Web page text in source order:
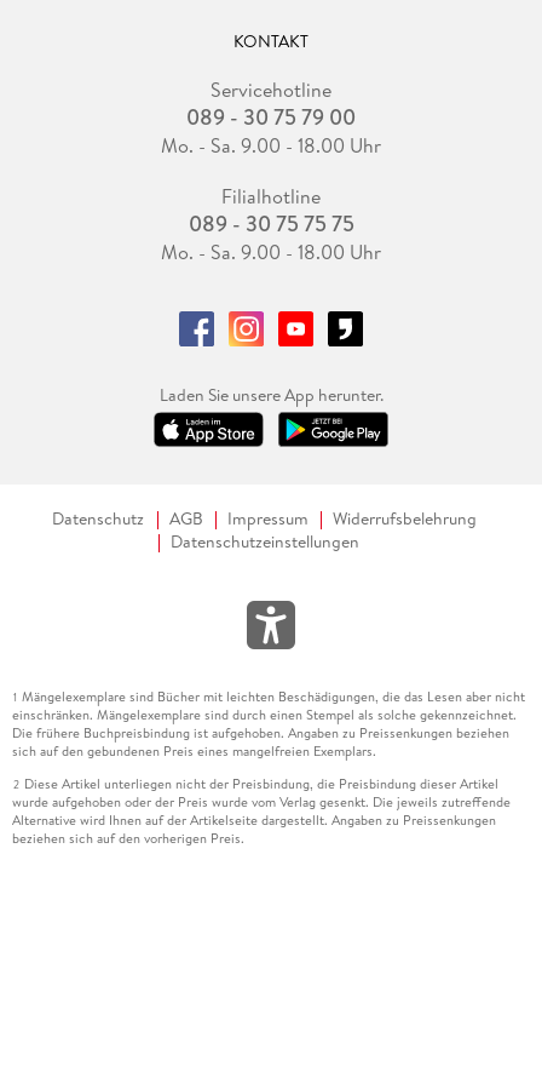
KONTAKT
Servicehotline
089 - 30 75 79 00
Mo. - Sa. 9.00 - 18.00 Uhr
Filialhotline
089 - 30 75 75 75
Mo. - Sa. 9.00 - 18.00 Uhr
Laden Sie unsere App herunter.
Datenschutz AGB Impressum
Widerrufsbelehrung
Datenschutzeinstellungen
1 Mängelexemplare sind Bücher mit leichten Beschädigungen, die das Lesen aber nicht
einschränken. Mängelexemplare sind durch einen Stempel als solche gekennzeichnet.
Die frühere Buchpreisbindung ist aufgehoben. Angaben zu Preissenkungen beziehen
sich auf den gebundenen Preis eines mangelfreien Exemplars.
2 Diese Artikel unterliegen nicht der Preisbindung, die Preisbindung dieser Artikel
wurde aufgehoben oder der Preis wurde vom Verlag gesenkt. Die jeweils zutreffende
Alternative wird Ihnen auf der Artikelseite dargestellt. Angaben zu Preissenkungen
beziehen sich auf den vorherigen Preis.